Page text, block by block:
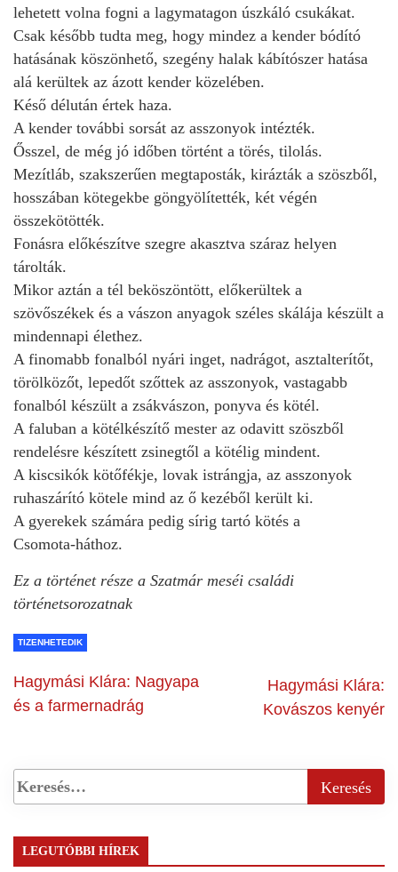
lehetett volna fogni a lagymatagon úszkáló csukákat.
Csak később tudta meg, hogy mindez a kender bódító
hatásának köszönhető, szegény halak kábítószer hatása
alá kerültek az ázott kender közelében.
Késő délután értek haza.
A kender további sorsát az asszonyok intézték.
Ősszel, de még jó időben történt a törés, tilolás.
Mezítláb, szakszerűen megtaposták, kirázták a szöszből,
hosszában kötegekbe göngyölítették, két végén
összekötötték.
Fonásra előkészítve szegre akasztva száraz helyen
tárolták.
Mikor aztán a tél beköszöntött, előkerültek a
szövőszékek és a vászon anyagok széles skálája készült a
mindennapi élethez.
A finomabb fonalból nyári inget, nadrágot, asztalterítőt,
törölközőt, lepedőt szőttek az asszonyok, vastagabb
fonalból készült a zsákvászon, ponyva és kötél.
A faluban a kötélkészítő mester az odavitt szöszből
rendelésre készített zsinegtől a kötélig mindent.
A kiscsikók kötőfékje, lovak istrángja, az asszonyok
ruhaszárító kötele mind az ő kezéből került ki.
A gyerekek számára pedig sírig tartó kötés a
Csomota‑háthoz.
Ez a történet része a Szatmár meséi családi
történetsorozatnak
TIZENHETEDIK
Hagymási Klára: Nagyapa
és a farmernadrág
Hagymási Klára:
Kovászos kenyér
LEGUTÓBBI HÍREK